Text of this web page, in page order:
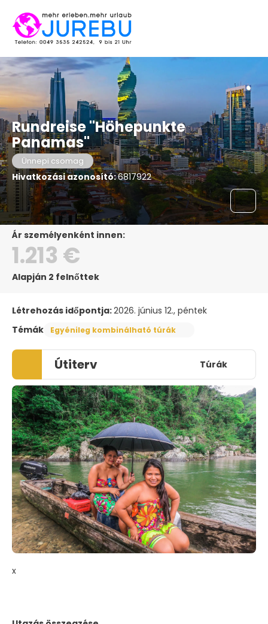
Rundreise "Höhepunkte
Panamas"
Ünnepi csomag
Hivatkozási azonosító:6817922
ár személyenként innen:
1.213 €
Alapján 2 felnőttek
Létrehozás időpontja:2026. június 12., péntek
Témák
Egyénileg kombinálható túrák
Útiterv Túrák
x